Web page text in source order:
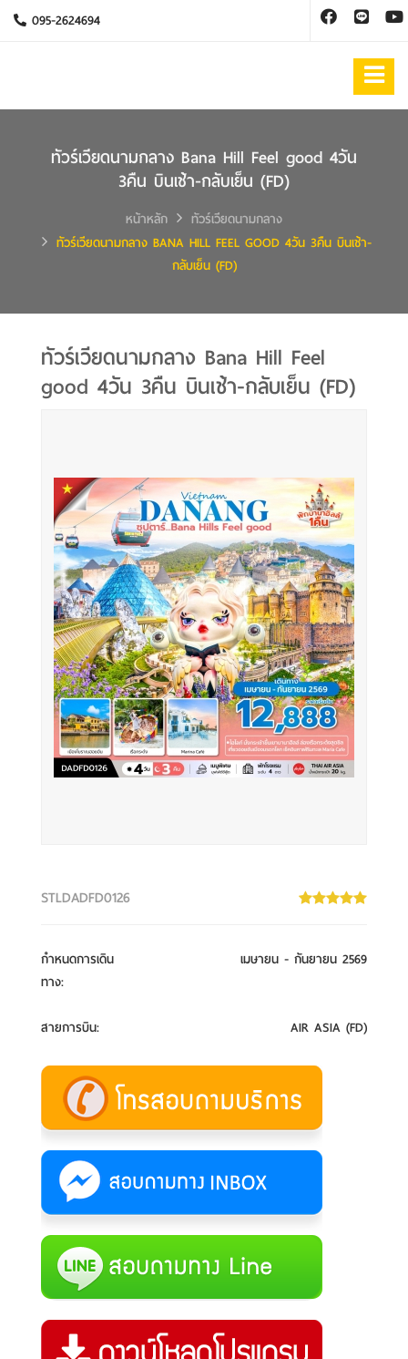
095-2624694
ทัวร์เวียดนามกลาง Bana Hill Feel good 4วัน
3คืน บินเช้า-กลับเย็น (FD)
หน้าหลัก
ทัวร์เวียดนามกลาง
ทัวร์เวียดนามกลาง BANA HILL FEEL GOOD 4วัน 3คืน บินเช้า-
กลับเย็น (FD)
ทัวร์เวียดนามกลาง Bana Hill Feel
good 4วัน 3คืน บินเช้า-กลับเย็น (FD)
STLDADFD0126
กำหนดการเดิน
ทาง:
เมษายน - กันยายน 2569
สายการบิน: AIR ASIA (FD)